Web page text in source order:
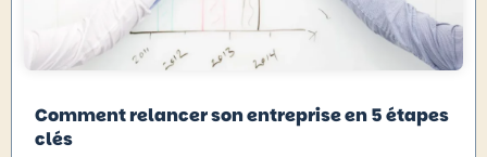
Comment relancer son entreprise en 5 étapes
clés